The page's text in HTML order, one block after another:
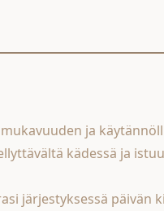
ja
kädessä ja
järjestyksessä päivän